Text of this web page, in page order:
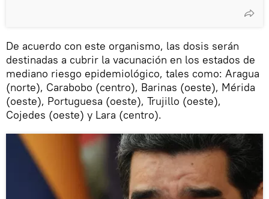
De acuerdo con este organismo, las dosis serán
destinadas a cubrir la vacunación en los estados de
mediano riesgo epidemiológico, tales como: Aragua
(norte), Carabobo (centro), Barinas (oeste), Mérida
(oeste), Portuguesa (oeste), Trujillo (oeste),
Cojedes (oeste) y Lara (centro).